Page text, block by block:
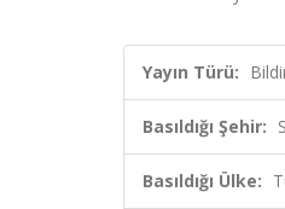
Yayın Türü:
Basıldığı Şehir:
Basıldığı Ülke: